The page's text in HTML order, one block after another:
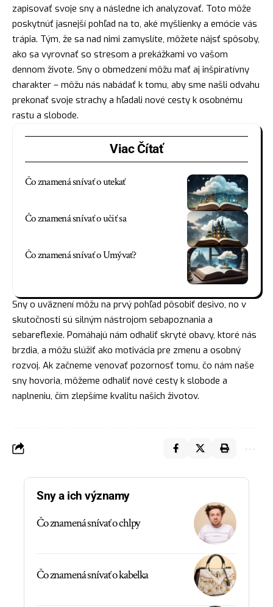
zapisovať svoje sny a následne ich analyzovať. Toto môže
poskytnúť jasnejší pohľad na to, aké myšlienky a emócie vás
trápia. Tým, že sa nad nimi zamyslíte, môžete nájsť spôsoby,
ako sa vyrovnať so stresom a prekážkami vo vašom
dennom živote. Sny o obmedzení môžu mať aj inšpiratívny
charakter – môžu nás nabádať k tomu, aby sme našli odvahu
prekonať svoje strachy a hľadali nové cesty k osobnému
rastu a slobode.
Viac Čítať
Čo znamená snívať o utekať
Čo znamená snívať o učiť sa
Čo znamená snívať o Umývať?
Sny o uväznení môžu na prvý pohľad pôsobiť desivo, no v
skutočnosti sú silným nástrojom sebapoznania a
sebareflexie. Pomáhajú nám odhaliť skryté obavy, ktoré nás
brzdia, a môžu slúžiť ako motivácia pre zmenu a osobný
rozvoj. Ak začneme venovať pozornosť tomu, čo nám naše
sny hovoria, môžeme odhaliť nové cesty k slobode a
naplneniu, čím zlepšíme kvalitu našich životov.
Sny a ich významy
Čo znamená snívať o chlpy
Čo znamená snívať o kabelka